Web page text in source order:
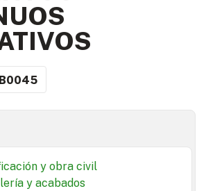
y obra civil
y acabados